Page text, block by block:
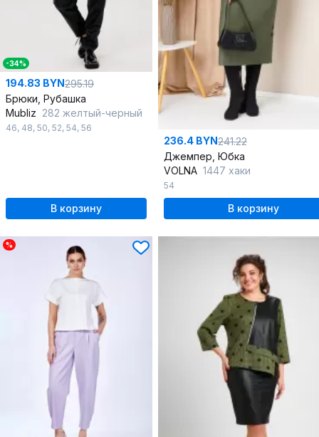
-34%
194.83 BYN295.19
Брюки, Рубашка
Mubliz 282 желтый-черный
46, 48, 50, 52, 54, 56
В корзину
236.4 BYN241.22
Джемпер, Юбка
VOLNA 1447 хаки
54
В корзину
%